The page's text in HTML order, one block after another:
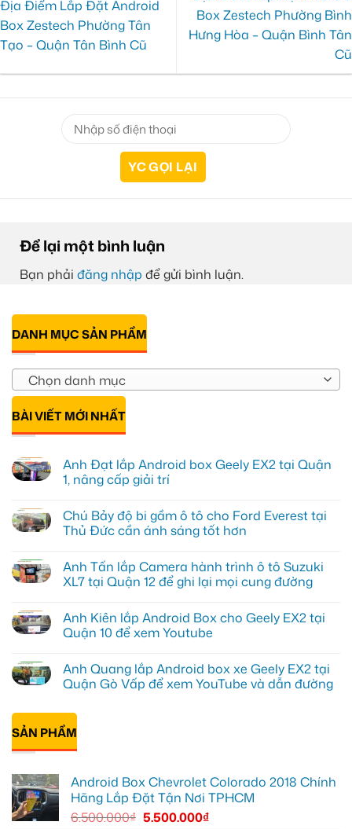
Địa Điểm Lắp Đặt Android
Box Zestech Phường Tân
Tạo – Quận Tân Bình Cũ
Box Zestech Phường Bình
Hưng Hòa – Quận Bình Tân
Cũ
Để lại một bình luận
Bạn phải đăng nhập để gửi bình luận.
DANH MỤC SẢN PHẨM
Chọn danh mục
BÀI VIẾT MỚI NHẤT
Anh Đạt lắp Android box Geely EX2 tại Quận
1, nâng cấp giải trí
bình
luận
ở
lắp
Android
box
tại
Quận
1,
giải
trí
Chú Bảy độ bi gầm ô tô cho Ford Everest tại
Thủ Đức cần ánh sáng tốt hơn
bình
luận
ở
độ
bi
gầm
cho
Ford
Everest
Đức
cần
ánh
sáng
Anh Tấn lắp Camera hành trình ô tô Suzuki
XL7 tại Quận 12 để ghi lại mọi cung đường
bình
luận
ở
lắp
Camera
hành
Suzuki
XL7
tại
ghi
mọi
cung
Anh Kiên lắp Android Box cho Geely EX2 tại
Quận 10 để xem Youtube
bình
luận
ở
Android
Box
cho
tại
Quận
xem
Anh Quang lắp Android box xe Geely EX2 tại
Quận Gò Vấp để xem YouTube và dẫn đường
có
luận
ở
Anh
Android
box
Geely
EX2
SẢN PHẨM
Android Box Chevrolet Colorado 2018 Chính
Hãng Lắp Đặt Tận Nơi TPHCM
6.500.000₫ 5.500.000₫